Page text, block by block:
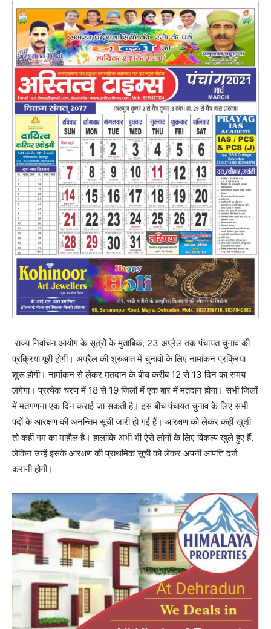
राज्य निर्वाचन आयोग के सूत्रों के मुताबिक, 23 अप्रैल तक पंचायत चुनाव की
प्रक्रिया पूरी होगी। अप्रैल की शुरुआत में चुनावों के लिए नामांकन प्रक्रिया
शुरू होगी। नामांकन से लेकर मतदान के बीच करीब 12 से 13 दिन का समय
लगेगा। प्रत्येक चरण में 18 से 19 जिलों में एक बार में मतदान होगा। सभी जिलों
में मतगणना एक दिन कराई जा सकती है। इस बीच पंचायत चुनाव के लिए सभी
पदों के आरक्षण की अनन्तिम सूची जारी हो गई हैं। आरक्षण को लेकर कहीं खुशी
तो कहीं गम का माहौल है। हालांकि अभी भी ऐसे लोगों के लिए विकल्प खुले हुए हैं,
लेकिन उन्हें इसके आरक्षण की प्राथमिक सूची को लेकर अपनी आपत्ति दर्ज
करानी होगी।